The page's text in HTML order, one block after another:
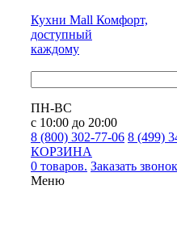
Кухни Mall Комфорт,
доступный
каждому
ПН-ВС
с 10:00 до 20:00
8 (800) 302-77-06 8 (499)
КОРЗИНА
0 товаров. Заказать звонок
Меню